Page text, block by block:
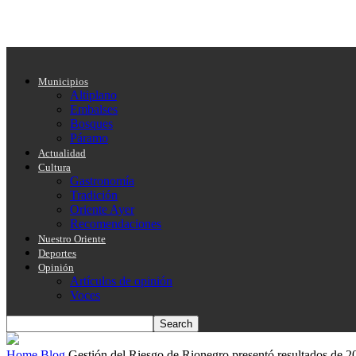
Municipios
Altiplano
Embalses
Bosques
Páramo
Actualidad
Cultura
Gastronomía
Tradición
Oriente Ayer
Recomendaciones
Nuestro Oriente
Deportes
Opinión
Artículos de opinión
Voces